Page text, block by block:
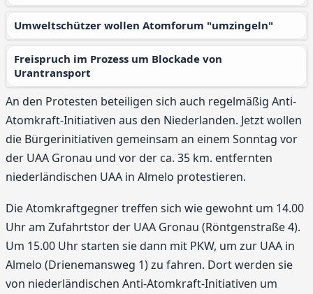
Umweltschützer wollen Atomforum "umzingeln"
Freispruch im Prozess um Blockade von
Urantransport
An den Protesten beteiligen sich auch regelmäßig Anti-
Atomkraft-Initiativen aus den Niederlanden. Jetzt wollen
die Bürgerinitiativen gemeinsam an einem Sonntag vor
der UAA Gronau und vor der ca. 35 km. entfernten
niederländischen UAA in Almelo protestieren.
Die Atomkraftgegner treffen sich wie gewohnt um 14.00
Uhr am Zufahrtstor der UAA Gronau (Röntgenstraße 4).
Um 15.00 Uhr starten sie dann mit PKW, um zur UAA in
Almelo (Drienemansweg 1) zu fahren. Dort werden sie
von niederländischen Anti-Atomkraft-Initiativen um